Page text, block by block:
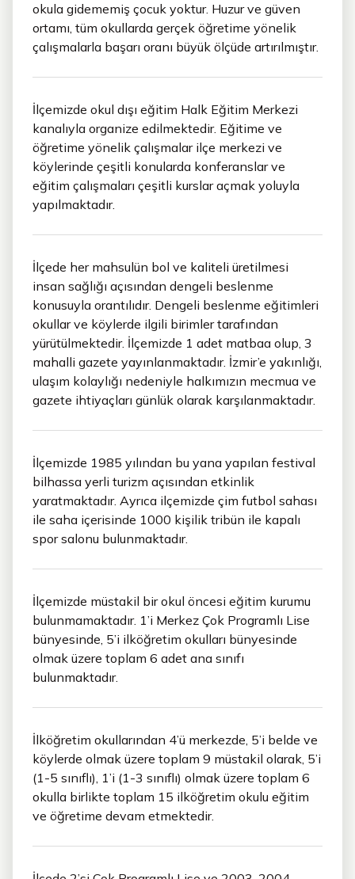
okula gidememiş çocuk yoktur. Huzur ve güven
ortamı, tüm okullarda gerçek öğretime yönelik
çalışmalarla başarı oranı büyük ölçüde artırılmıştır.
İlçemizde okul dışı eğitim Halk Eğitim Merkezi
kanalıyla organize edilmektedir. Eğitime ve
öğretime yönelik çalışmalar ilçe merkezi ve
köylerinde çeşitli konularda konferanslar ve
eğitim çalışmaları çeşitli kurslar açmak yoluyla
yapılmaktadır.
İlçede her mahsulün bol ve kaliteli üretilmesi
insan sağlığı açısından dengeli beslenme
konusuyla orantılıdır. Dengeli beslenme eğitimleri
okullar ve köylerde ilgili birimler tarafından
yürütülmektedir. İlçemizde 1 adet matbaa olup, 3
mahalli gazete yayınlanmaktadır. İzmir’e yakınlığı,
ulaşım kolaylığı nedeniyle halkımızın mecmua ve
gazete ihtiyaçları günlük olarak karşılanmaktadır.
İlçemizde 1985 yılından bu yana yapılan festival
bilhassa yerli turizm açısından etkinlik
yaratmaktadır. Ayrıca ilçemizde çim futbol sahası
ile saha içerisinde 1000 kişilik tribün ile kapalı
spor salonu bulunmaktadır.
İlçemizde müstakil bir okul öncesi eğitim kurumu
bulunmamaktadır. 1’i Merkez Çok Programlı Lise
bünyesinde, 5’i ilköğretim okulları bünyesinde
olmak üzere toplam 6 adet ana sınıfı
bulunmaktadır.
İlköğretim okullarından 4’ü merkezde, 5’i belde ve
köylerde olmak üzere toplam 9 müstakil olarak, 5’i
(1-5 sınıflı), 1’i (1-3 sınıflı) olmak üzere toplam 6
okulla birlikte toplam 15 ilköğretim okulu eğitim
ve öğretime devam etmektedir.